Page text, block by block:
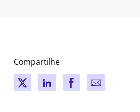
Compartilhe
New windowNew window
New windowNew window